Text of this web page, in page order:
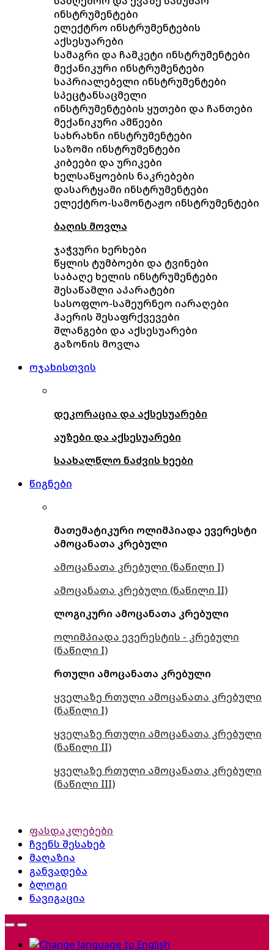
ინსტრუმენტები
ელექტრო ინსტრუმენტების
აქსესუარები
სამაგრი და ჩამკეტი ინსტრუმენტები
მექანიკური ინსტრუმენტები
საპრიალებელი ინსტრუმენტები
სპეცტანსაცმელი
ინსტრუმენტების ყუთები და ჩანთები
მექანიკური ამწეები
სახრახნი ინსტრუმენტები
საზომი ინსტრუმენტები
კიბეები და ურიკები
ხელსაწყოების ნაკრებები
დასარტყამი ინსტრუმენტები
ელექტრო-სამონტაჟო ინსტრუმენტები
ბაღის მოვლა
ჯაჭვური ხერხები
წყლის ტუმბოები და ტვინები
საბაღე ხელის ინსტრუმენტები
შესაწამლი აპარატები
სასოფლო-სამეურნეო იარაღები
ჰაერის შესაფრქვევები
შლანგები და აქსესუარები
გაზონის მოვლა
ოჯახისთვის
დეკორაცია და აქსესუარები
აუზები და აქსესუარები
საახალწლო ნაძვის ხეები
წიგნები
მათემატიკური ოლიმპიადა ევერესტი
ამოცანათა კრებული
ამოცანათა კრებული (ნაწილი I)
ამოცანათა კრებული (ნაწილი II)
ლოგიკური ამოცანათა კრებული
ოლიმპიადა ევერესტის - კრებული
(ნაწილი I)
რთული ამოცანათა კრებული
ყველაზე რთული ამოცანათა კრებული
(ნაწილი I)
ყველაზე რთული ამოცანათა კრებული
(ნაწილი II)
ყველაზე რთული ამოცანათა კრებული
(ნაწილი III)
ფასდაკლებები
ჩვენს შესახებ
მაღაზია
განვადება
ბლოგი
ნავიგაცია